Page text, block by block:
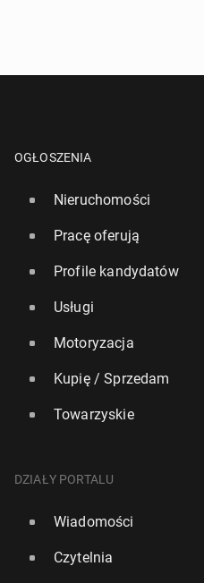
OGŁOSZENIA
Nieruchomości
Pracę oferują
Profile kandydatów
Usługi
Motoryzacja
Kupię / Sprzedam
Towarzyskie
DZIAŁY PORTALU
Wiadomości
Czytelnia